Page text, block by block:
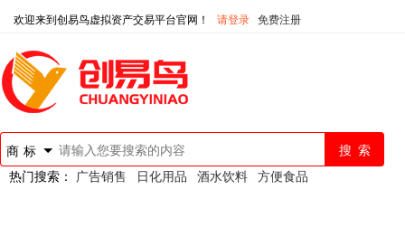
欢迎来到创易鸟虚拟资产交易平台官网！ 请登录 免费注册
商标
热门搜索： 广告销售 日化用品 酒水饮料 方便食品